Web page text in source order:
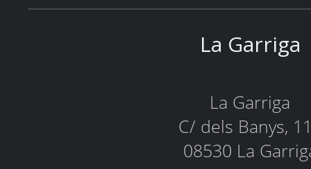
La Garriga
La Garriga
C/ dels Banys,
08530 La